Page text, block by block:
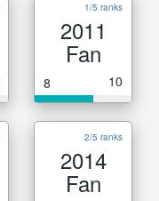
1/5 ranks
2011
Fan
8 10
2/5 ranks
2014
Fan